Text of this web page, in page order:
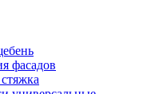
фасадов